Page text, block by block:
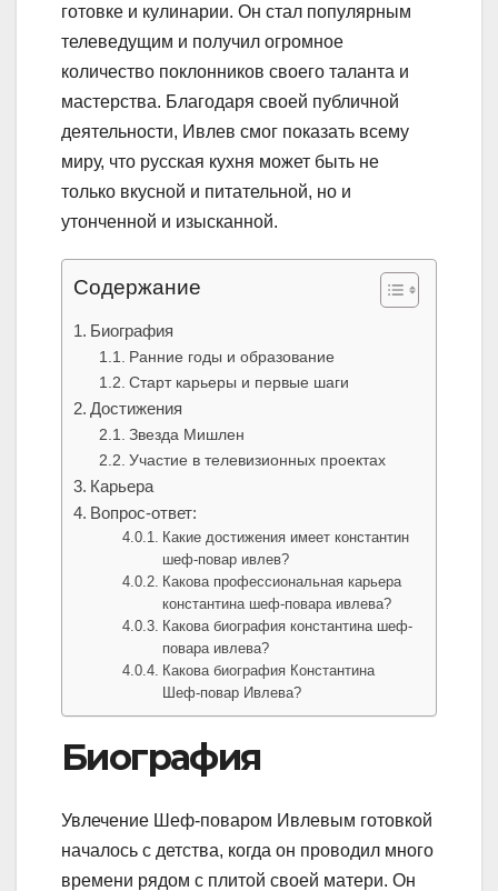
готовке и кулинарии. Он стал популярным
телеведущим и получил огромное
количество поклонников своего таланта и
мастерства. Благодаря своей публичной
деятельности, Ивлев смог показать всему
миру, что русская кухня может быть не
только вкусной и питательной, но и
утонченной и изысканной.
Содержание
Биография
Ранние годы и образование
Старт карьеры и первые шаги
Достижения
Звезда Мишлен
Участие в телевизионных проектах
Карьера
Вопрос-ответ:
Какие достижения имеет константин
шеф-повар ивлев?
Какова профессиональная карьера
константина шеф-повара ивлева?
Какова биография константина шеф-
повара ивлева?
Какова биография Константина
Шеф-повар Ивлева?
Биография
Увлечение Шеф-поваром Ивлевым готовкой
началось с детства, когда он проводил много
времени рядом с плитой своей матери. Он